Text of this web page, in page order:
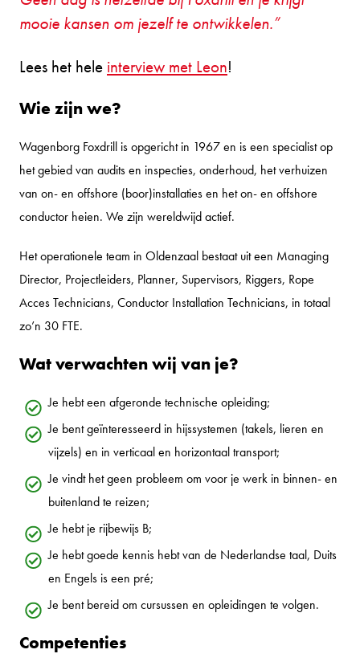
mooie kansen om jezelf te ontwikkelen.
Lees het hele interview met Leon!
Wie zijn we?
Wagenborg Foxdrill is opgericht in 1967 en is een specialist op
het gebied van audits en inspecties, onderhoud, het verhuizen
van on- en offshore (boor)installaties en het on- en offshore
conductor heien. We zijn wereldwijd actief.
Het operationele team in Oldenzaal bestaat uit een Managing
Director, Projectleiders, Planner, Supervisors, Riggers, Rope
Acces Technicians, Conductor Installation Technicians, in totaal
zo’n 30 FTE.
Wat verwachten wij van je?
Je hebt een afgeronde technische opleiding;
Je bent geïnteresseerd in hijssystemen (takels, lieren en
vijzels) en in verticaal en horizontaal transport;
Je vindt het geen probleem om voor je werk in binnen- en
buitenland te reizen;
Je hebt je rijbewijs B;
Je hebt goede kennis hebt van de Nederlandse taal, Duits
en Engels is een pré;
Je bent bereid om cursussen en opleidingen te volgen.
Competenties